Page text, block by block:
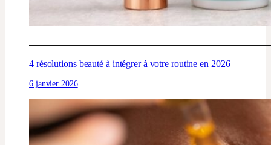
4 résolutions beauté à intégrer à votre routine en 2026
6 janvier 2026